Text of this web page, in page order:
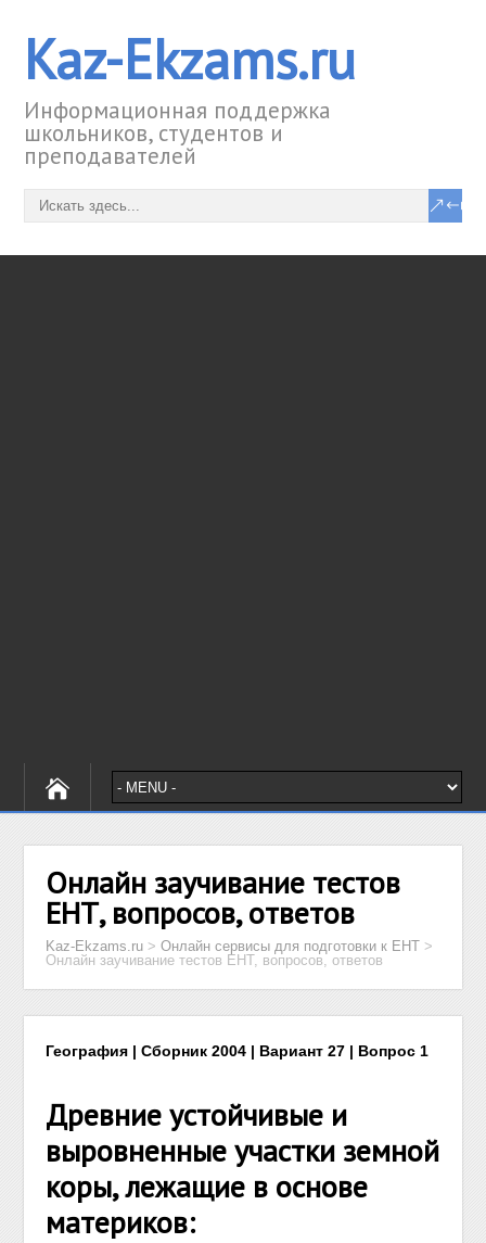
Kaz-Ekzams.ru
Информационная поддержка
школьников, студентов и
преподавателей
Онлайн заучивание тестов
ЕНТ, вопросов, ответов
Kaz-Ekzams.ru >Онлайн сервисы для подготовки к ЕНТ >
Онлайн заучивание тестов ЕНТ, вопросов, ответов
География | Сборник 2004 | Вариант 27 | Вопрос 1
Древние устойчивые и
выровненные участки земной
коры, лежащие в основе
материков: